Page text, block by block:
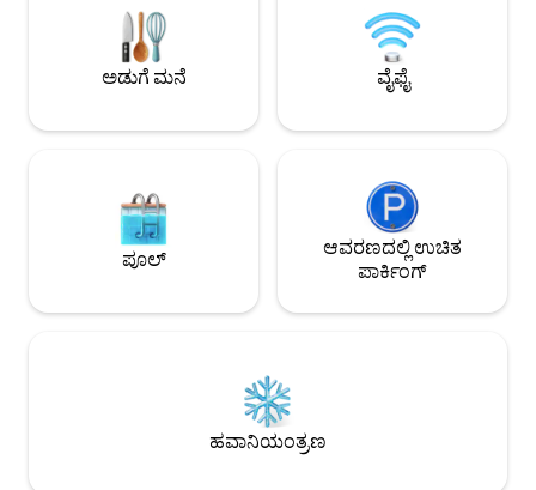
ಮೀಟರ್ ದೂರದಲ್ಲಿ "ಕ್ಯಾಮಿಲ್ಲೆ ಜೂಲಿಯನ್" ಎಂಬ
ಸಾರ್ವಜನಿಕ ಕಾರ್ ಪಾರ್ಕ್ (ಉಚಿತವಲ್ಲ) ಇದೆ.
ಸ್ಥಳ!
ಅಡುಗೆ ಮನೆ ವೈಫೈ
ಪೂಲ್
ಆವರಣದಲ್ಲಿ ಉಚಿತ
ಪಾರ್ಕಿಂಗ್
ಹವಾನಿಯಂತ್ರಣ